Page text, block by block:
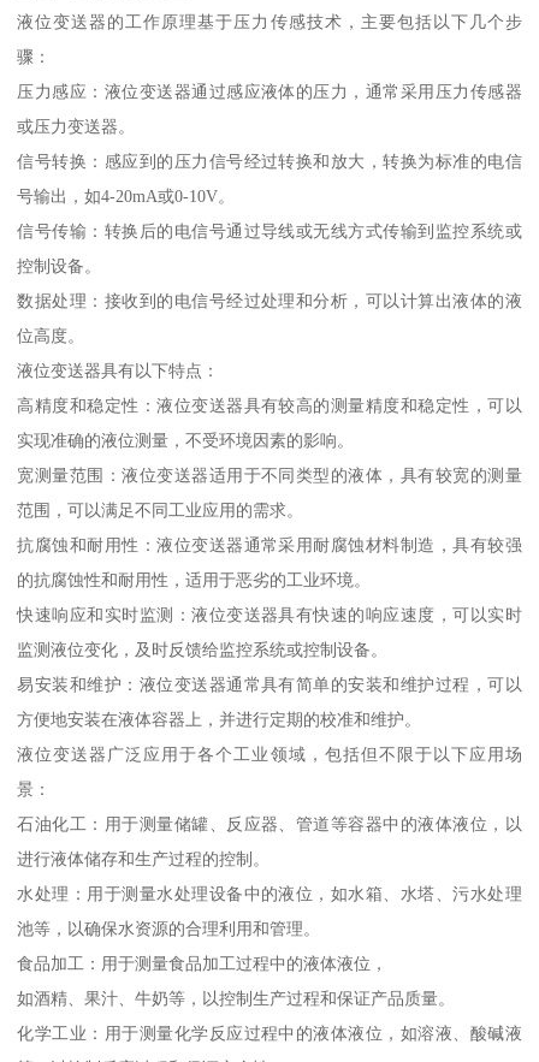
液位变送器的工作原理基于压力传感技术，主要包括以下几个步
骤：
压力感应：液位变送器通过感应液体的压力，通常采用压力传感器
或压力变送器。
信号转换：感应到的压力信号经过转换和放大，转换为标准的电信
号输出，如4-20mA或0-10V。
信号传输：转换后的电信号通过导线或无线方式传输到监控系统或
控制设备。
数据处理：接收到的电信号经过处理和分析，可以计算出液体的液
位高度。
液位变送器具有以下特点：
高精度和稳定性：液位变送器具有较高的测量精度和稳定性，可以
实现准确的液位测量，不受环境因素的影响。
宽测量范围：液位变送器适用于不同类型的液体，具有较宽的测量
范围，可以满足不同工业应用的需求。
抗腐蚀和耐用性：液位变送器通常采用耐腐蚀材料制造，具有较强
的抗腐蚀性和耐用性，适用于恶劣的工业环境。
快速响应和实时监测：液位变送器具有快速的响应速度，可以实时
监测液位变化，及时反馈给监控系统或控制设备。
易安装和维护：液位变送器通常具有简单的安装和维护过程，可以
方便地安装在液体容器上，并进行定期的校准和维护。
液位变送器广泛应用于各个工业领域，包括但不限于以下应用场
景：
石油化工：用于测量储罐、反应器、管道等容器中的液体液位，以
进行液体储存和生产过程的控制。
水处理：用于测量水处理设备中的液位，如水箱、水塔、污水处理
池等，以确保水资源的合理利用和管理。
食品加工：用于测量食品加工过程中的液体液位，
如酒精、果汁、牛奶等，以控制生产过程和保证产品质量。
化学工业：用于测量化学反应过程中的液体液位，如溶液、酸碱液